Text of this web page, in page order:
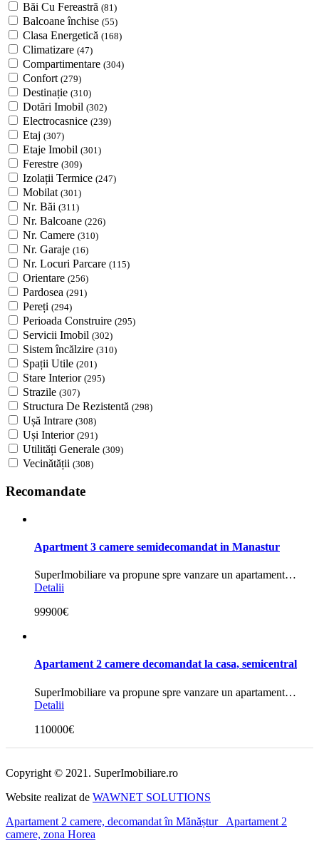
Băi Cu Fereastră (81)
Balcoane închise (55)
Clasa Energetică (168)
Climatizare (47)
Compartimentare (304)
Confort (279)
Destinație (310)
Dotări Imobil (302)
Electrocasnice (239)
Etaj (307)
Etaje Imobil (301)
Ferestre (309)
Izolații Termice (247)
Mobilat (301)
Nr. Băi (311)
Nr. Balcoane (226)
Nr. Camere (310)
Nr. Garaje (16)
Nr. Locuri Parcare (115)
Orientare (256)
Pardosea (291)
Pereți (294)
Perioada Construire (295)
Servicii Imobil (302)
Sistem încălzire (310)
Spații Utile (201)
Stare Interior (295)
Strazile (307)
Structura De Rezistentă (298)
Ușă Intrare (308)
Uși Interior (291)
Utilități Generale (309)
Vecinătății (308)
Recomandate
Apartment 3 camere semidecomandat in Manastur
SuperImobiliare va propune spre vanzare un apartament…
Detalii
99900€
Apartament 2 camere decomandat la casa, semicentral
SuperImobiliare va propune spre vanzare un apartament…
Detalii
110000€
Copyright © 2021. SuperImobiliare.ro
Website realizat de WAWNET SOLUTIONS
Apartament 2 camere, decomandat în Mănăștur
Apartament 2
camere, zona Horea